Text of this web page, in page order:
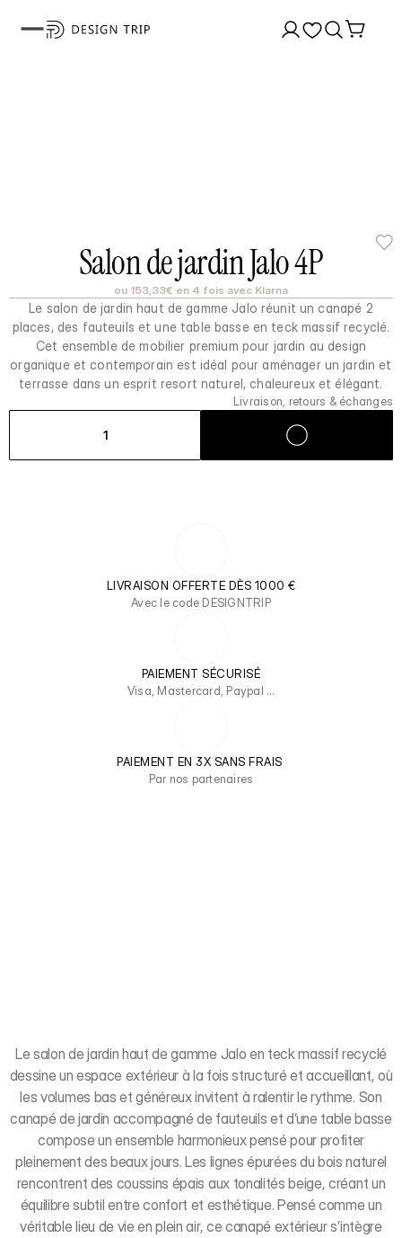
Salon de jardin Jalo 4P
ou 153,33€ en 4 fois avec Klarna
Le salon de jardin haut de gamme Jalo réunit un canapé 2
places, des fauteuils et une table basse en teck massif recyclé.
Cet ensemble de mobilier premium pour jardin au design
organique et contemporain est idéal pour aménager un jardin et
terrasse dans un esprit resort naturel, chaleureux et élégant.
Livraison, retours & échanges
1
LIVRAISON OFFERTE DÈS 1000 €
Avec le code DESIGNTRIP
PAIEMENT SÉCURISÉ
Visa, Mastercard, Paypal …
PAIEMENT EN 3X SANS FRAIS
Par nos partenaires
Le salon de jardin haut de gamme Jalo en teck massif recyclé
dessine un espace extérieur à la fois structuré et accueillant, où
les volumes bas et généreux invitent à ralentir le rythme. Son
canapé de jardin accompagné de fauteuils et d’une table basse
compose un ensemble harmonieux pensé pour profiter
pleinement des beaux jours. Les lignes épurées du bois naturel
rencontrent des coussins épais aux tonalités beige, créant un
équilibre subtil entre confort et esthétique. Pensé comme un
véritable lieu de vie en plein air, ce canapé extérieur s’intègre